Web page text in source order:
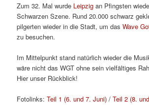
Zum 32. Mal wurde Leipzig an Pfingsten
Schwarzen Szene. Rund 20.000 schwarz
pilgerten wieder in die Stadt, um dasWave
zu besuchen.
Im Mittelpunkt stand natürlich wieder die
wäre nicht das WGT ohne sein vielfältiges
Hier unser Rückblick!
Fotolinks:Teil 1 (6. und 7. Juni) /Teil 2 (8.